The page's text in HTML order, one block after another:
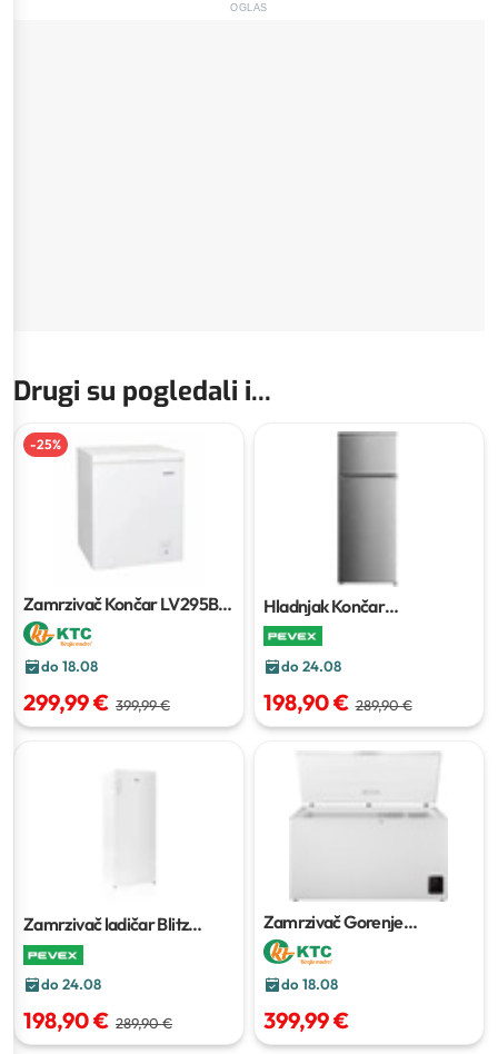
OGLAS
Drugi su pogledali i...
-25%
Zamrzivač Končar LV295BM
290 l
do 18.08
299,99 € 399,99 €
Hladnjak Končar
HL55204IM
do 24.08
198,90 € 289,90 €
Zamrzivač ladičar Blitz
PVZV-181
do 24.08
198,90 € 289,90 €
Zamrzivač Gorenje
FHC42EAW
do 18.08
399,99 €